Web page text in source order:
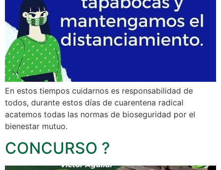
En estos tiempos cuidarnos es responsabilidad de
todos, durante estos días de cuarentena radical
acatemos todas las normas de bioseguridad por el
bienestar mutuo.
CONCURSO ?